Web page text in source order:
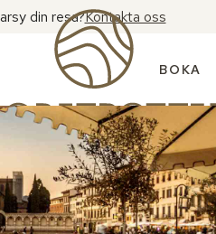
din resa?Kontakta oss
BOKA